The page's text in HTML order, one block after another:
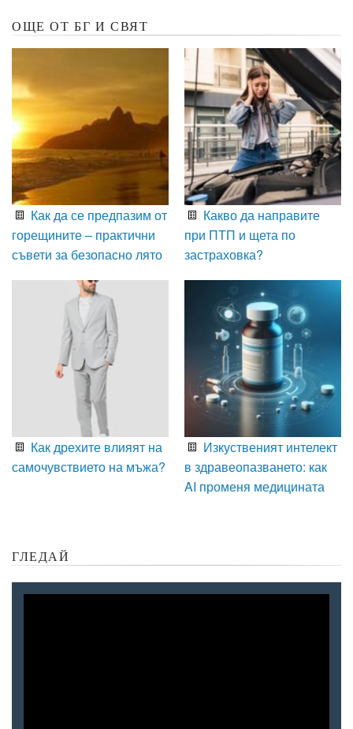
ОЩЕ ОТ БГ И СВЯТ
Как да се предпазим от
горещините – практични
съвети за безопасно лято
Какво да направите
при ПТП и щета по
застраховка?
Как дрехите влияят на
самочувствието на мъжа?
Изкуственият интелект
в здравеопазването: как
AI променя медицината
ГЛЕДАЙ